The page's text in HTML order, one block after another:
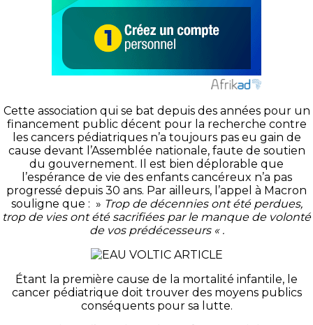
Cette association qui se bat depuis des années pour un
financement public décent pour la recherche contre
les cancers pédiatriques n’a toujours pas eu gain de
cause devant l’Assemblée nationale, faute de soutien
du gouvernement. Il est bien déplorable que
l’espérance de vie des enfants cancéreux n’a pas
progressé depuis 30 ans. Par ailleurs, l’appel à Macron
souligne que : » Trop de décennies ont été perdues,
trop de vies ont été sacrifiées par le manque de volonté
de vos prédécesseurs « .
Étant la première cause de la mortalité infantile, le
cancer pédiatrique doit trouver des moyens publics
conséquents pour sa lutte.